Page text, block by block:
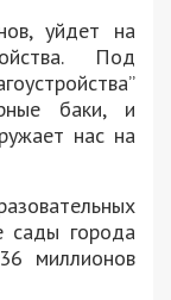
уйдет на
Под
баки, и
нас на
сады города
миллионов